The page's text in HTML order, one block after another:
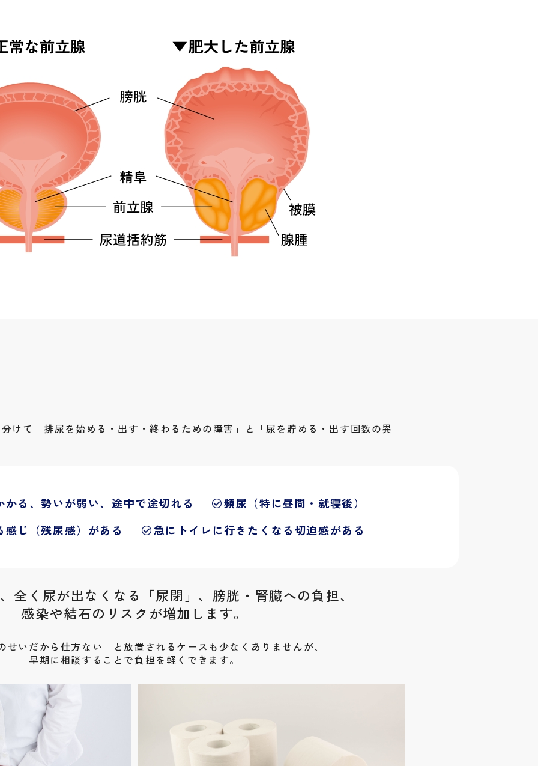
けて「排尿を始める・出す・終わるための障害」と「尿を貯める・出す回数の異
る、勢いが弱い、途中で途切れる
頻尿（特に昼間・就寝後）
じ（残尿感）がある
急にトイレに行きたくなる切迫感がある
全く尿が出なくなる「尿閉」、 膀胱・腎臓への負担、
感染や結石のリスクが増加します。
せいだから仕方ない」と 放置されるケースも少なくありませんが、
早期に相談することで負担を軽くできます。